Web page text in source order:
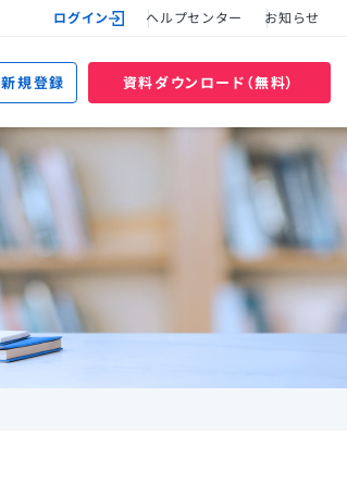
ログイン ヘルプセンター お知らせ
新規登録 資料ダウンロード（無料）